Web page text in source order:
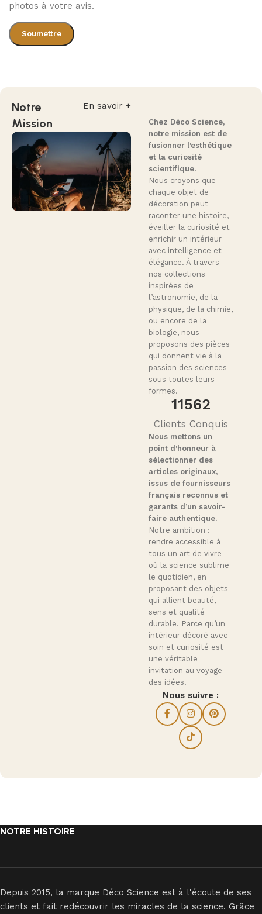
photos à votre avis.
En savoir +
Notre
Mission
Chez Déco Science,
notre mission est de
fusionner l’esthétique
et la curiosité
scientifique.
Nous croyons que
chaque objet de
décoration peut
raconter une histoire,
éveiller la curiosité et
enrichir un intérieur
avec intelligence et
élégance. À travers
nos collections
inspirées de
l’astronomie, de la
physique, de la chimie,
ou encore de la
biologie, nous
proposons des pièces
qui donnent vie à la
passion des sciences
sous toutes leurs
formes.
11564
Clients Conquis
Nous mettons un
point d’honneur à
sélectionner des
articles originaux,
issus de fournisseurs
français reconnus et
garants d’un savoir-
faire authentique.
Notre ambition :
rendre accessible à
tous un art de vivre
où la science sublime
le quotidien, en
proposant des objets
qui allient beauté,
sens et qualité
durable. Parce qu’un
intérieur décoré avec
soin et curiosité est
une véritable
invitation au voyage
des idées.
Nous suivre :
NOTRE HISTOIRE
Depuis 2015, la marque Déco Science est à l'écoute de ses
clients et fait redécouvrir les miracles de la science. Grâce